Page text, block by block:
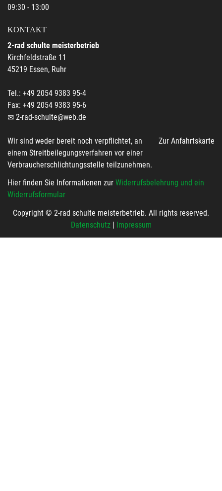
09:30 - 13:00
KONTAKT
2-rad schulte meisterbetrieb
Kirchfeldstraße 11
45219 Essen, Ruhr
Tel.: +49 2054 9383 95-4
Fax: +49 2054 9383 95-6
2-rad-schulte@web.de
Zur Anfahrtskarte
Wir sind weder bereit noch verpflichtet, an
einem Streitbeilegungsverfahren vor einer
Verbraucherschlichtungsstelle teilzunehmen.
Hier finden Sie Informationen zur Widerrufsbelehrung und ein
Widerrufsformular
Copyright © 2-rad schulte meisterbetrieb. All rights reserved.
Datenschutz| Impressum